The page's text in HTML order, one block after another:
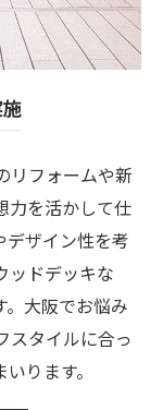
リフォームや新
力を活かして仕
デザイン性を考
ッドデッキな
。大阪でお悩み
スタイルに合っ
ります。